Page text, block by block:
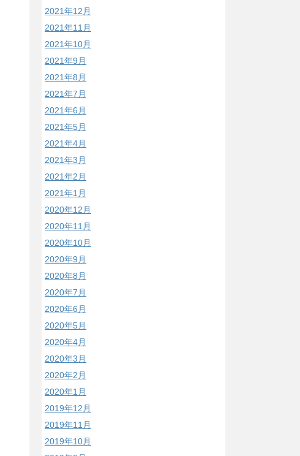
2021年12月
2021年11月
2021年10月
2021年9月
2021年8月
2021年7月
2021年6月
2021年5月
2021年4月
2021年3月
2021年2月
2021年1月
2020年12月
2020年11月
2020年10月
2020年9月
2020年8月
2020年7月
2020年6月
2020年5月
2020年4月
2020年3月
2020年2月
2020年1月
2019年12月
2019年11月
2019年10月